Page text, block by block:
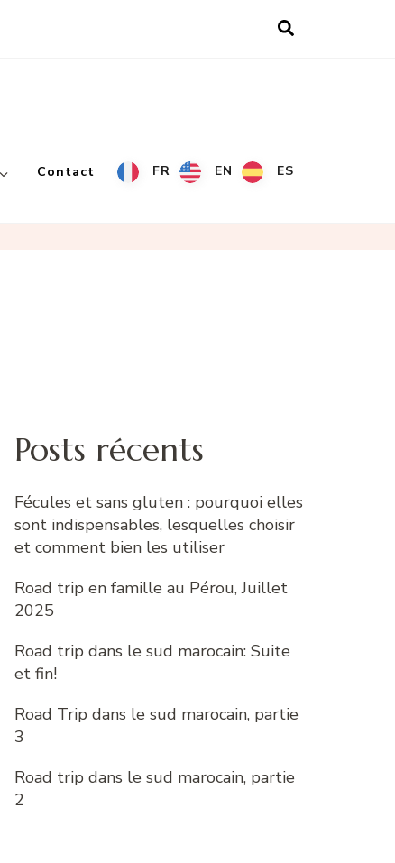
Contact FR EN ES
Posts récents
Fécules et sans gluten : pourquoi elles
sont indispensables, lesquelles choisir
et comment bien les utiliser
Road trip en famille au Pérou, Juillet
2025
Road trip dans le sud marocain: Suite
et fin!
Road Trip dans le sud marocain, partie
3
Road trip dans le sud marocain, partie
2